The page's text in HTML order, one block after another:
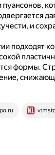
пуансонов,
и
подходят
формы.